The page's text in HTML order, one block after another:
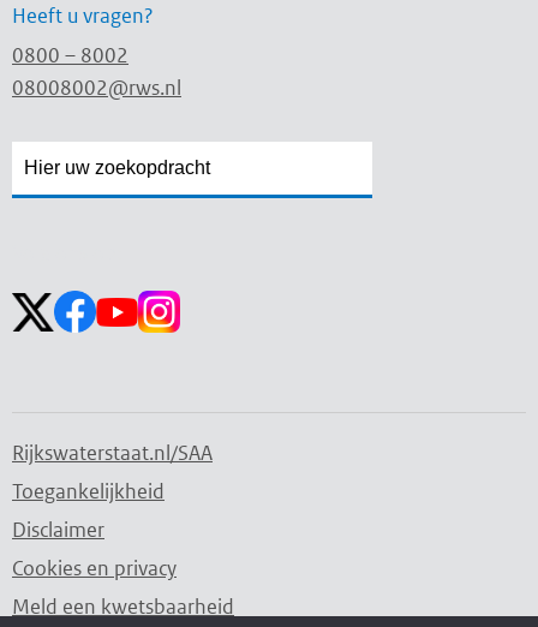
Heeft u vragen?
0800 – 8002
08008002@rws.nl
Rijkswaterstaat.nl/SAA
Toegankelijkheid
Disclaimer
Cookies en privacy
Meld een kwetsbaarheid